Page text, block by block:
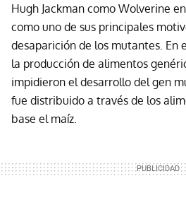
Hugh Jackman como Wolverine
como uno de sus principales
desaparición de los mutantes. En
la producción de alimentos
impidieron el desarrollo del gen
fue distribuido a través de los
base el maíz.